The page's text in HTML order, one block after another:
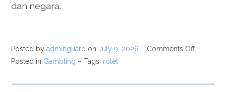
dan negara.
Posted byadminguard on July 9, 2026 – Comments Off
Posted in Gambling – Tags: rolet